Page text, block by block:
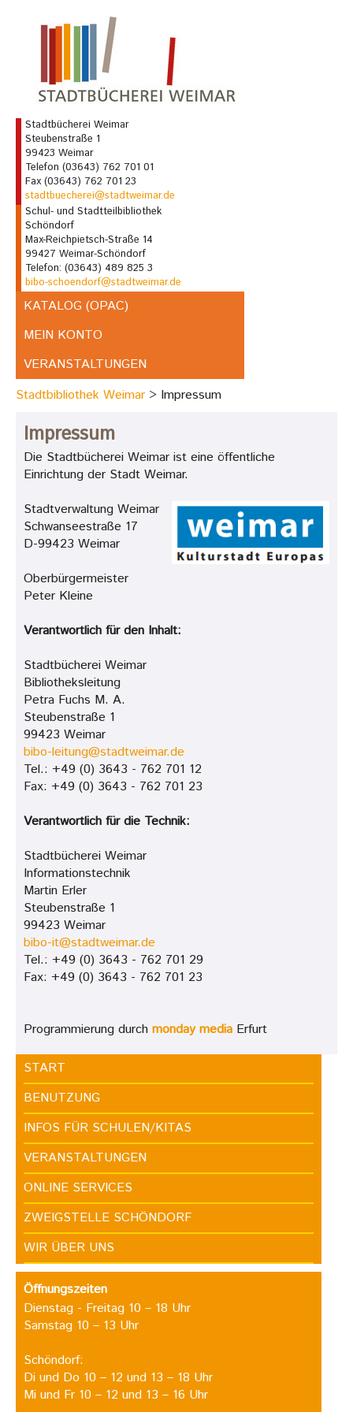
Stadtbücherei Weimar
Steubenstraße 1
99423 Weimar
Telefon (03643) 762 701 01
Fax (03643) 762 701 23
stadtbuecherei@stadtweimar.de
Schul- und Stadtteilbibliothek
Schöndorf
Max-Reichpietsch-Straße 14
99427 Weimar-Schöndorf
Telefon: (03643) 489 825 3
bibo-schoendorf@stadtweimar.de
KATALOG (OPAC)
MEIN KONTO
VERANSTALTUNGEN
Stadtbibliothek Weimar
Impressum
Impressum
Die Stadtbücherei Weimar ist eine öffentliche
Einrichtung der Stadt Weimar.
Stadtverwaltung Weimar
Schwanseestraße 17
D-99423 Weimar
Oberbürgermeister
Peter Kleine
Verantwortlich für den Inhalt:
Stadtbücherei Weimar
Bibliotheksleitung
Petra Fuchs M. A.
Steubenstraße 1
99423 Weimar
bibo-leitung@stadtweimar.de
Tel.: +49 (0) 3643 - 762 701 12
Fax: +49 (0) 3643 - 762 701 23
Verantwortlich für die Technik:
Stadtbücherei Weimar
Informationstechnik
Martin Erler
Steubenstraße 1
99423 Weimar
bibo-it@stadtweimar.de
Tel.: +49 (0) 3643 - 762 701 29
Fax: +49 (0) 3643 - 762 701 23
Programmierung durch monday media Erfurt
START
BENUTZUNG
INFOS FÜR SCHULEN/KITAS
VERANSTALTUNGEN
ONLINE SERVICES
ZWEIGSTELLE SCHÖNDORF
WIR ÜBER UNS
Öffnungszeiten
Dienstag - Freitag 10 – 18 Uhr
Samstag 10 – 13 Uhr
Schöndorf:
Di und Do 10 – 12 und 13 – 18 Uhr
Mi und Fr 10 – 12 und 13 – 16 Uhr